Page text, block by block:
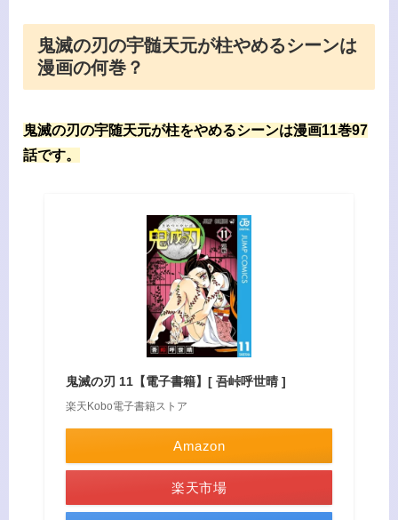
鬼滅の刃の宇髄天元が柱やめるシーンは
漫画の何巻？
鬼滅の刃の宇随天元が柱をやめるシーンは漫画11巻97
話です。
鬼滅の刃 11【電子書籍】[ 吾峠呼世晴 ]
楽天Kobo電子書籍ストア
Amazon
楽天市場